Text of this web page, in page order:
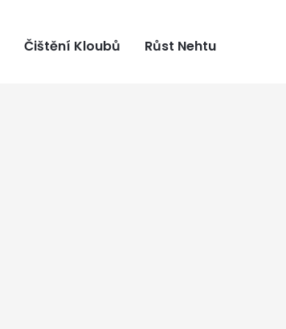
Čištění Kloubů Růst Nehtu